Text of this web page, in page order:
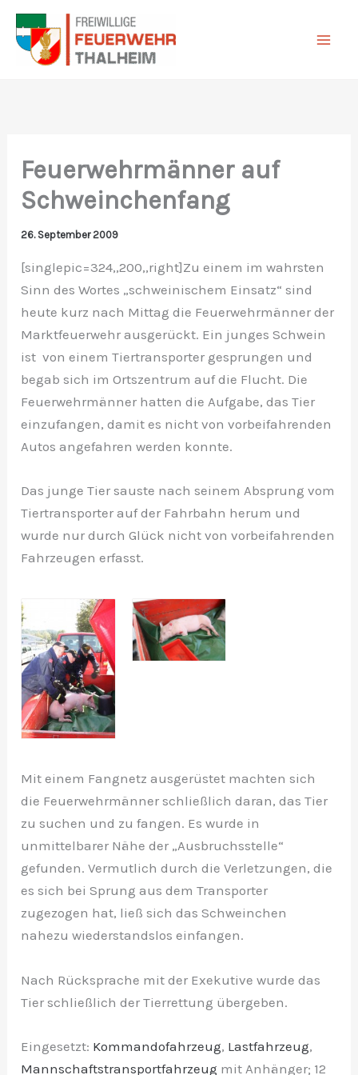
Zum
Inhalt
springen
Feuerwehrmänner auf
Schweinchenfang
26. September 2009
[singlepic=324,,200,,right]Zu einem im wahrsten
Sinn des Wortes „schweinischem Einsatz“ sind
heute kurz nach Mittag die Feuerwehrmänner der
Marktfeuerwehr ausgerückt. Ein junges Schwein
ist von einem Tiertransporter gesprungen und
begab sich im Ortszentrum auf die Flucht. Die
Feuerwehrmänner hatten die Aufgabe, das Tier
einzufangen, damit es nicht von vorbeifahrenden
Autos angefahren werden konnte.
Das junge Tier sauste nach seinem Absprung vom
Tiertransporter auf der Fahrbahn herum und
wurde nur durch Glück nicht von vorbeifahrenden
Fahrzeugen erfasst.
Mit einem Fangnetz ausgerüstet machten sich
die Feuerwehrmänner schließlich daran, das Tier
zu suchen und zu fangen. Es wurde in
unmittelbarer Nähe der „Ausbruchsstelle“
gefunden. Vermutlich durch die Verletzungen, die
es sich bei Sprung aus dem Transporter
zugezogen hat, ließ sich das Schweinchen
nahezu wiederstandslos einfangen.
Nach Rücksprache mit der Exekutive wurde das
Tier schließlich der Tierrettung übergeben.
Eingesetzt: Kommandofahrzeug, Lastfahrzeug,
Mannschaftstransportfahrzeug mit Anhänger; 12